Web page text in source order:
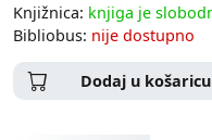
Knjižnica: knjiga je
Bibliobus: nije dostupno
Dodaj u košaricu